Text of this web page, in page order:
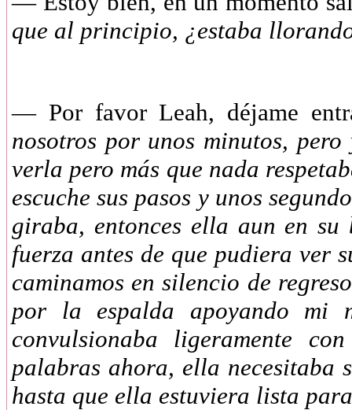
que al principio, ¿estaba
— Por favor Leah, déjame
nosotros por unos minutos, pero
verla pero más que nada
escuche sus pasos y unos
giraba, entonces ella aun en
fuerza antes de que pudiera ver
caminamos en silencio de
por la espalda apoyando mi
convulsionaba ligeramente
palabras ahora, ella necesitaba
hasta que ella estuviera lista